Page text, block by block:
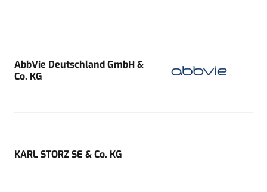
AbbVie Deutschland GmbH &
Co. KG
KARL STORZ SE & Co. KG